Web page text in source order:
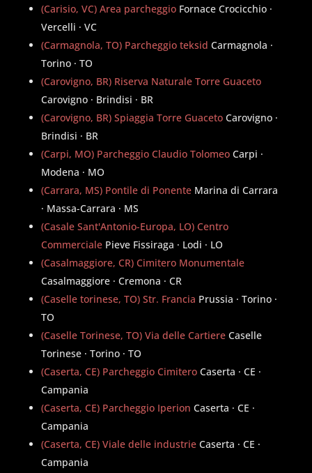
(Carisio, VC) Area parcheggio Fornace Crocicchio ·
Vercelli · VC
(Carmagnola, TO) Parcheggio teksid Carmagnola ·
Torino · TO
(Carovigno, BR) Riserva Naturale Torre Guaceto
Carovigno · Brindisi · BR
(Carovigno, BR) Spiaggia Torre Guaceto Carovigno ·
Brindisi · BR
(Carpi, MO) Parcheggio Claudio Tolomeo Carpi ·
Modena · MO
(Carrara, MS) Pontile di Ponente Marina di Carrara
· Massa-Carrara · MS
(Casale Sant'Antonio-Europa, LO) Centro
Commerciale Pieve Fissiraga · Lodi · LO
(Casalmaggiore, CR) Cimitero Monumentale
Casalmaggiore · Cremona · CR
(Caselle torinese, TO) Str. Francia Prussia · Torino ·
TO
(Caselle Torinese, TO) Via delle Cartiere Caselle
Torinese · Torino · TO
(Caserta, CE) Parcheggio Cimitero Caserta · CE ·
Campania
(Caserta, CE) Parcheggio Iperion Caserta · CE ·
Campania
(Caserta, CE) Viale delle industrie Caserta · CE ·
Campania